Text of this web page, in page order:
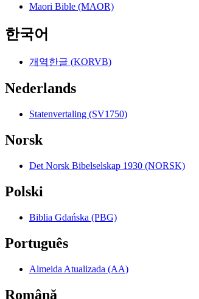
Maori Bible (MAOR)
한국어
개역한글 (KORVB)
Nederlands
Statenvertaling (SV1750)
Norsk
Det Norsk Bibelselskap 1930 (NORSK)
Polski
Biblia Gdańska (PBG)
Português
Almeida Atualizada (AA)
Română